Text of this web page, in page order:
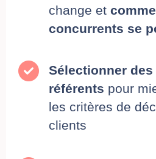
change et
concurrents se
Sélectionner
référents pour
les critères de
clients